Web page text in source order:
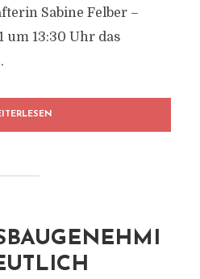
Sabine Felber –
um 13:30 Uhr das